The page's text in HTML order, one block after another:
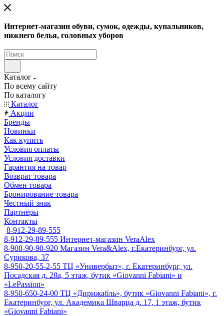
Интернет-магазин обуви, сумок, одежды, купальников,
нижнего белья, головных уборов
Каталог
По всему сайту
По каталогу
Каталог
Акции
Бренды
Новинки
Как купить
Условия оплаты
Условия доставки
Гарантия на товар
Возврат товара
Обмен товара
Бронирование товара
Честный знак
Партнёры
Контакты
8-912-29-89-555
8-912-29-89-555 Интернет-магазин VeraAlex
8-908-90-90-920 Магазин Vera&Alex, г.Екатеринбург, ул.
Сурикова, 37
8-950-20-55-2-55 ТЦ «Универбыт», г. Екатеринбург, ул.
Посадская д. 28а, 5 этаж, бутик «Giovanni Fabiani» и
«LePassion»
8-950-650-24-00 ТЦ «Дирижабль», бутик «Giovanni Fabiani», г.
Екатеринбург, ул. Академика Шварца д. 17, 1 этаж, бутик
«Giovanni Fabiani»